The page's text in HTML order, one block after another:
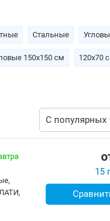
Стальные
150х150 см 120х70
С популярных
15